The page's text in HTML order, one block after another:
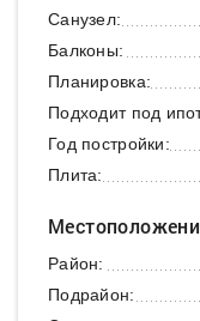
Санузел:
Балконы:
Планировка:
Подходит под
Год постройки:
Плита:
Район:
Подрайон: